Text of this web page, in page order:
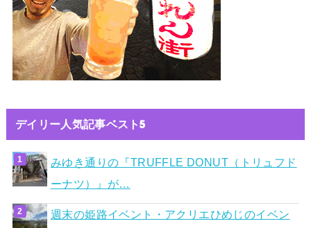
デイリー人気記事ベスト5
みゆき通りの『TRUFFLE DONUT（トリュフド
ーナツ）』が…
週末の姫路イベント・アクリエひめじのイベン